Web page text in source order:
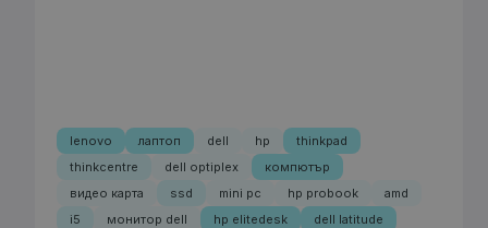
lenovo лаптоп dell hp
thinkpad
thinkcentre
dell optiplex
компютър
видео карта
ssd mini pc hp probook
amd
i5
монитор dell hp elitedesk
dell latitude